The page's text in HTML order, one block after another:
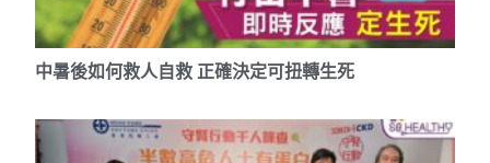
中暑後如何救人自救 正確決定可扭轉生死